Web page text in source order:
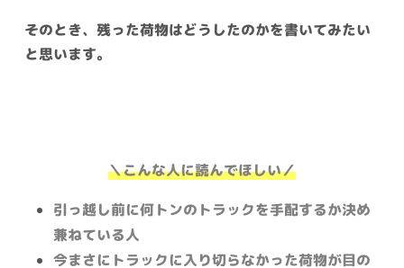
そのとき、残った荷物はどうしたのかを書いてみたい
と思います。
＼こんな人に読んでほしい／
引っ越し前に何トンのトラックを手配するか決め
兼ねている人
今まさにトラックに入り切らなかった荷物が目の